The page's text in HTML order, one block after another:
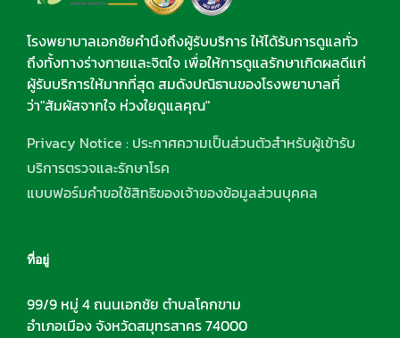
โรงพยาบาลเอกชัยคำนึงถึงผู้รับบริการ ให้ได้รับการดูแลทั่ว
ถึงทั้งทางร่างกายและจิตใจ เพื่อให้การดูแลรักษาเกิดผลดีแก่
ผู้รับบริการให้มากที่สุด สมดังปณิธานของโรงพยาบาลที่
ว่า"สัมผัสจากใจ ห่วงใยดูแลคุณ"
Privacy Notice : ประกาศความเป็นส่วนตัวสำหรับผู้เข้ารับ
บริการตรวจและรักษาโรค
แบบฟอร์มคำขอใช้สิทธิของเจ้าของข้อมูลส่วนบุคคล
ที่อยู่
99/9 หมู่ 4 ถนนเอกชัย ตำบลโคกขาม
อำเภอเมือง จังหวัดสมุทรสาคร 74000